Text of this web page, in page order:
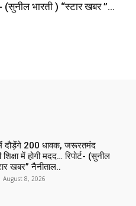
(सुनील भारती ) “स्टार खबर ”...
में दौड़ेंगे 200 धावक, जरूरतमंद
शिक्षा में होगी मदद… रिपोर्ट- (सुनील
खबर” नैनीताल..
August 8, 2026